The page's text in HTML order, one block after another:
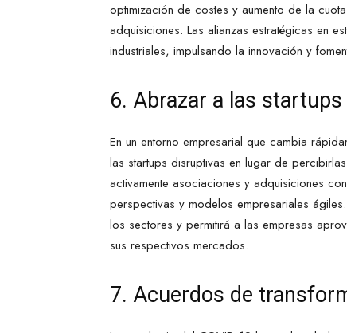
optimización de costes y aumento de la
adquisiciones. Las alianzas estratégicas en
industriales, impulsando la innovación y
6. Abrazar a las
En un entorno empresarial que cambia
las startups disruptivas en lugar de
activamente asociaciones y adquisiciones
perspectivas y modelos empresariales
los sectores y permitirá a las empresas
sus respectivos mercados.
7. Acuerdos de